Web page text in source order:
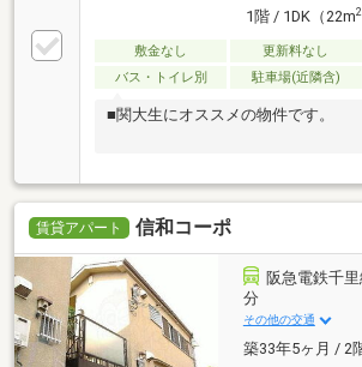
1階 / 1DK（22m2
敷金なし 更新料なし
バス・トイレ別
駐車場(近隣含)
■関大生にオススメの物件です。
賃貸アパート 信和コーポ
阪急電鉄千
分
その他の交通
築33年5ヶ月 / 2